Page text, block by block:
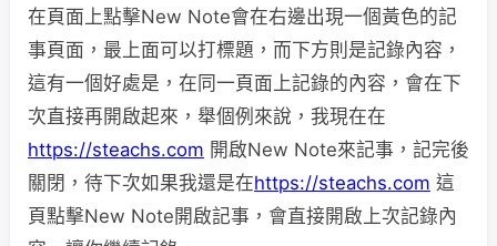
在頁面上點擊New Note會在右邊出現一個黃色的記
事頁面，最上面可以打標題，而下方則是記錄內容，
這有一個好處是，在同一頁面上記錄的內容，會在下
次直接再開啟起來，舉個例來說，我現在在
https://steachs.com 開啟New Note來記事，記完後
關閉，待下次如果我還是在https://steachs.com 這
頁點擊New Note開啟記事，會直接開啟上次記錄內